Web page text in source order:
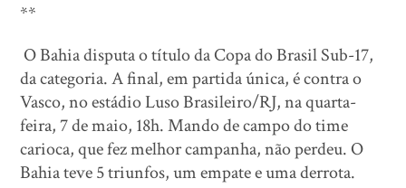
**
O Bahia disputa o título da Copa do Brasil Sub-17,
da categoria. A final, em partida única, é contra o
Vasco, no estádio Luso Brasileiro/RJ, na quarta-
feira, 7 de maio, 18h. Mando de campo do time
carioca, que fez melhor campanha, não perdeu. O
Bahia teve 5 triunfos, um empate e uma derrota.